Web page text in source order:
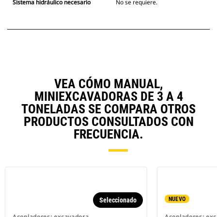
Sistema hidráulico necesario No se requiere.
VEA CÓMO MANUAL,
MINIEXCAVADORAS DE 3 A 4
TONELADAS SE COMPARA OTROS
PRODUCTOS CONSULTADOS CON
FRECUENCIA.
Seleccionado NUEVO